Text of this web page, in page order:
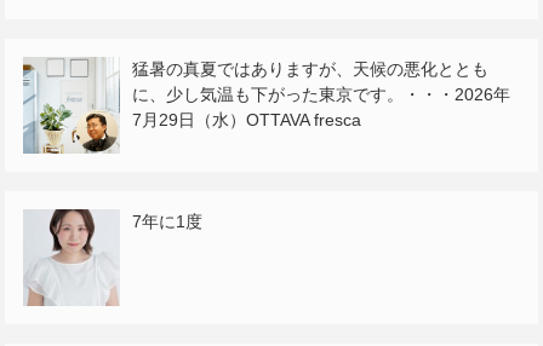
猛暑の真夏ではありますが、天候の悪化ととも
に、少し気温も下がった東京です。・・・2026年
7月29日（水）OTTAVA fresca
7年に1度